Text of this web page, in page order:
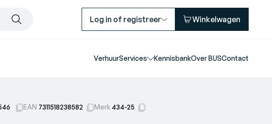
Log in of registreer Winkelwagen
VerhuurServices KennisbankOver BUSContact
EAN 7311518238582 Merk 434-25